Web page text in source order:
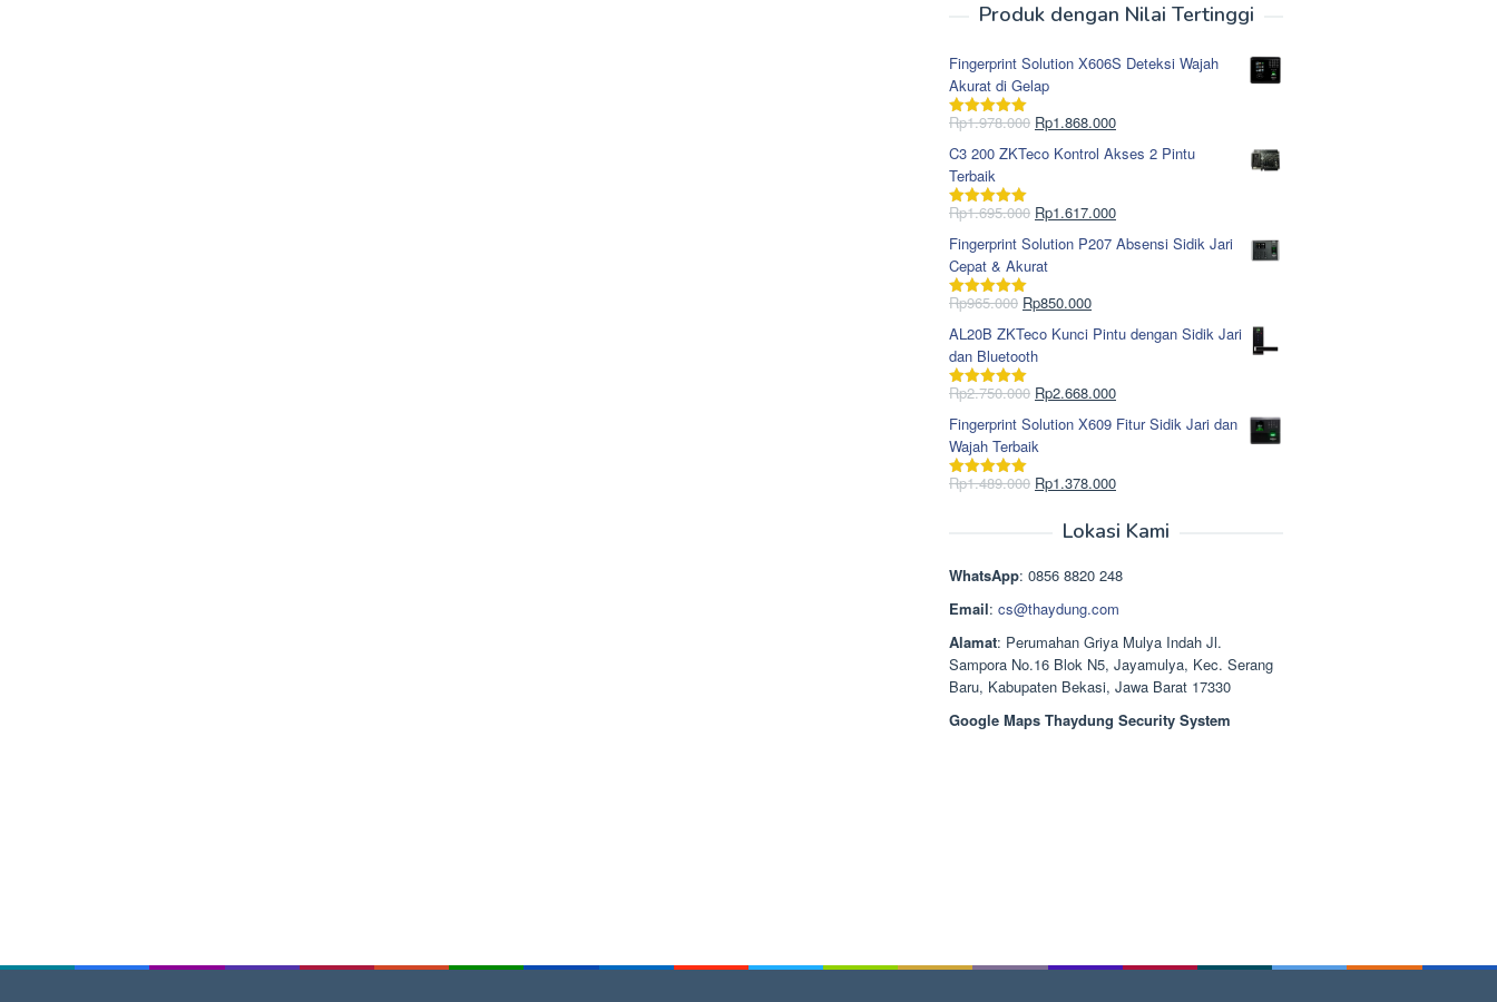
Produk dengan Nilai Tertinggi
Fingerprint Solution X606S Deteksi Wajah
Akurat di Gelap
Dinilai5.00
Rp1.978.000 Harga
aslinya
adalah:
Rp1.868.000Harga
saat
ini
Rp1.868.000.
C3 200 ZKTeco Kontrol Akses 2 Pintu
Terbaik
Dinilai5.00
Rp1.695.000 Harga
aslinya
adalah:
Rp1.695.000.
Rp1.617.000Harga
saat
ini
Fingerprint Solution P207 Absensi Sidik Jari
Cepat & Akurat
Dinilai5.00
Rp965.000 Harga
aslinya
adalah:
Rp965.000.
Rp850.000Harga
saat
ini
Rp850.000.
AL20B ZKTeco Kunci Pintu dengan Sidik Jari
dan Bluetooth
Dinilai5.00
Rp2.750.000 Harga
aslinya
adalah:
Rp2.750.000.
Rp2.668.000Harga
saat
ini
Rp2.668.000.
Fingerprint Solution X609 Fitur Sidik Jari dan
Wajah Terbaik
Dinilai5.00
Rp1.489.000 Harga
adalah:
Rp1.378.000Harga
ini
Rp1.378.000.
Lokasi Kami
WhatsApp: 0856 8820 248
Email: cs@thaydung.com
Alamat: Perumahan Griya Mulya Indah Jl.
Sampora No.16 Blok N5, Jayamulya, Kec. Serang
Baru, Kabupaten Bekasi, Jawa Barat 17330
Google Maps Thaydung Security System